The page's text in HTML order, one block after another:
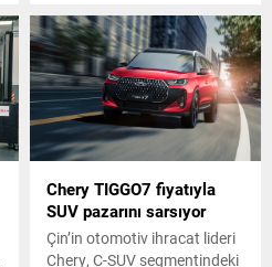
imza attı. 29 Haziran–31
Aralık 2026 tarihleri arasında
platformdan satın alınan her
otomobil, ticari araç ve
motosiklet için 60 gün geçerli
zorunlu trafik sigortası
ücretsiz olarak sunuluyor. 60
Günlük Zorunlu Trafik...
Chery TIGGO7 fiyatıyla
SUV pazarını sarsıyor
Çin’in otomotiv ihracat lideri
Chery, C-SUV segmentindeki